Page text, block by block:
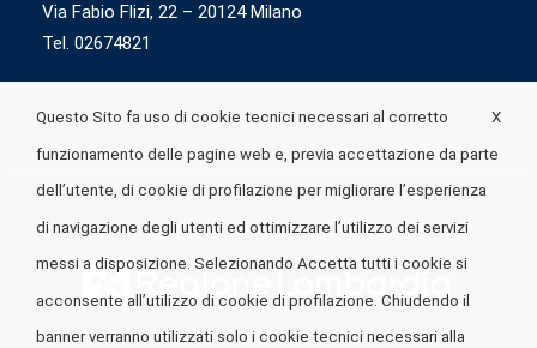
Via Fabio Flizi, 22 – 20124 Milano
Tel. 02674821
X
Questo Sito fa uso di cookie tecnici necessari al corretto
funzionamento delle pagine web e, previa accettazione da parte
dell’utente, di cookie di profilazione per migliorare l’esperienza
di navigazione degli utenti ed ottimizzare l’utilizzo dei servizi
messi a disposizione. Selezionando Accetta tutti i cookie si
acconsente all’utilizzo di cookie di profilazione. Chiudendo il
banner verranno utilizzati solo i cookie tecnici necessari alla